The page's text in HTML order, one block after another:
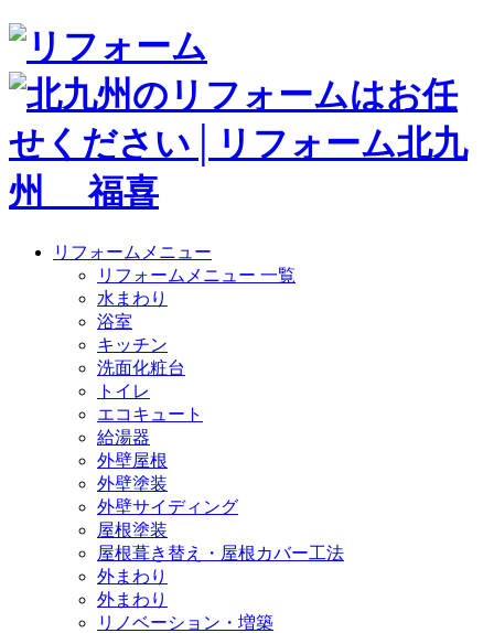
リフォームメニュー
リフォームメニュー 一覧
水まわり
浴室
キッチン
洗面化粧台
トイレ
エコキュート
給湯器
外壁屋根
外壁塗装
外壁サイディング
屋根塗装
屋根葺き替え・屋根カバー工法
外まわり
外まわり
リノベーション・増築